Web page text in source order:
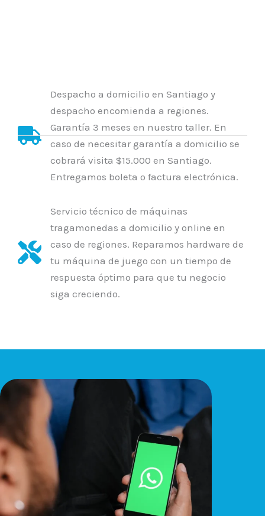
Despacho a domicilio en Santiago y
despacho encomienda a regiones.
Garantía 3 meses en nuestro taller. En
caso de necesitar garantía a domicilio se
cobrará visita $15.000 en Santiago.
Entregamos boleta o factura electrónica.
Servicio técnico de máquinas
tragamonedas a domicilio y online en
caso de regiones. Reparamos hardware de
tu máquina de juego con un tiempo de
respuesta óptimo para que tu negocio
siga creciendo.